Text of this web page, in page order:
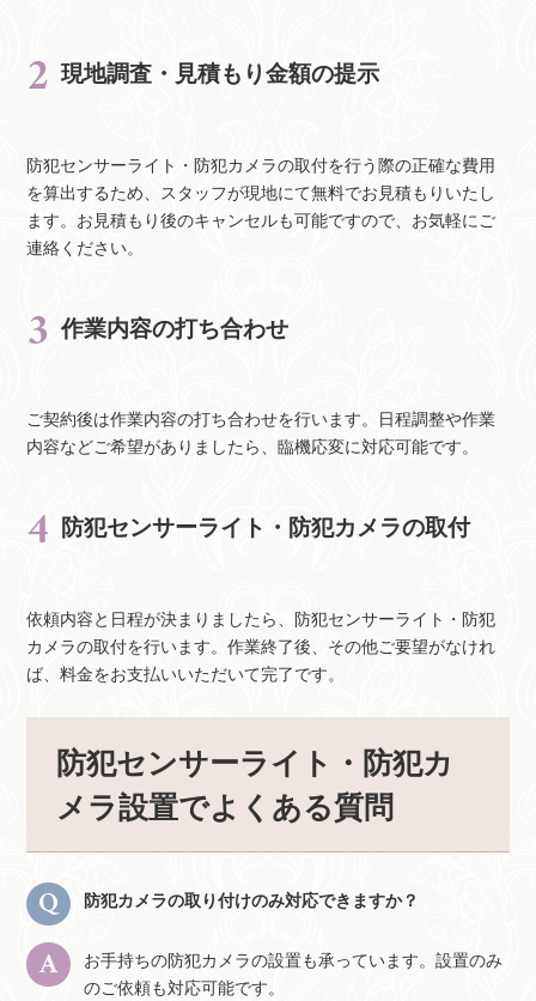
現地調査・見積もり金額の提示
防犯センサーライト・防犯カメラの取付を行う際の正確な費用
を算出するため、スタッフが現地にて無料でお見積もりいたし
ます。お見積もり後のキャンセルも可能ですので、お気軽にご
連絡ください。
作業内容の打ち合わせ
ご契約後は作業内容の打ち合わせを行います。日程調整や作業
内容などご希望がありましたら、臨機応変に対応可能です。
防犯センサーライト・防犯カメラの取付
依頼内容と日程が決まりましたら、防犯センサーライト・防犯
カメラの取付を行います。作業終了後、その他ご要望がなけれ
ば、料金をお支払いいただいて完了です。
防犯センサーライト・防犯カ
メラ設置でよくある質問
防犯カメラの取り付けのみ対応できますか？
お手持ちの防犯カメラの設置も承っています。設置のみ
のご依頼も対応可能です。